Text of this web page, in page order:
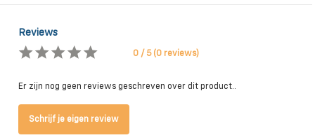
Reviews
0 / 5 (0 reviews)
Er zijn nog geen reviews geschreven over dit product..
Schrijf je eigen review